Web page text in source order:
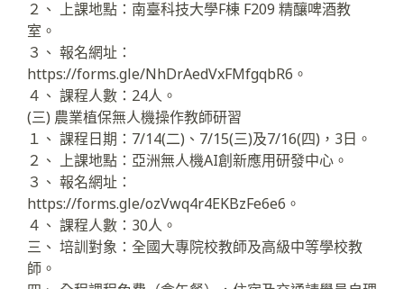
２、 上課地點：南臺科技大學F棟 F209 精釀啤酒教
室。
３、 報名網址：
https://forms.gle/NhDrAedVxFMfgqbR6。
４、 課程人數：24人。
(三) 農業植保無人機操作教師研習
１、 課程日期：7/14(二)、7/15(三)及7/16(四)，3日。
２、 上課地點：亞洲無人機AI創新應用研發中心。
３、 報名網址：
https://forms.gle/ozVwq4r4EKBzFe6e6。
４、 課程人數：30人。
三、 培訓對象：全國大專院校教師及高級中等學校教
師。